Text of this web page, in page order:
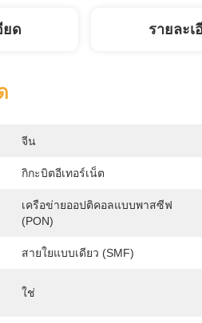
ยด รายละ
จีน
กิกะบิตอีเทอร์เน็ต
เครือข่ายออปติคอลแบบพาสซีฟ
(PON)
สายใยแบบเดียว (SMF)
ใช่